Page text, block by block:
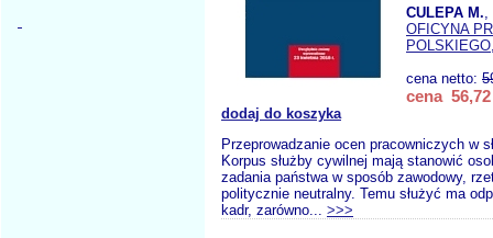
CULEPA M.,
OFICYNA
POLSKIEGO
cena netto:
cena 56,72
dodaj do koszyka
Przeprowadzanie ocen pracowniczych w
Korpus służby cywilnej mają stanowić
zadania państwa w sposób zawodowy,
politycznie neutralny. Temu służyć ma
kadr, zarówno... >>>